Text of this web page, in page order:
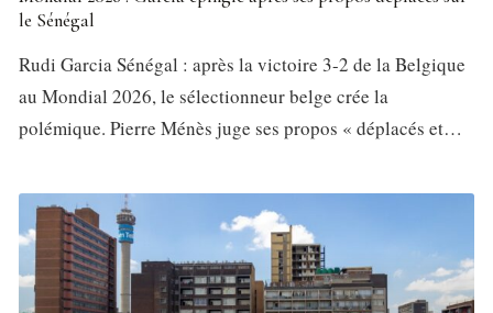
le Sénégal
Rudi Garcia Sénégal : après la victoire 3-2 de la Belgique
au Mondial 2026, le sélectionneur belge crée la
polémique. Pierre Ménès juge ses propos « déplacés et…